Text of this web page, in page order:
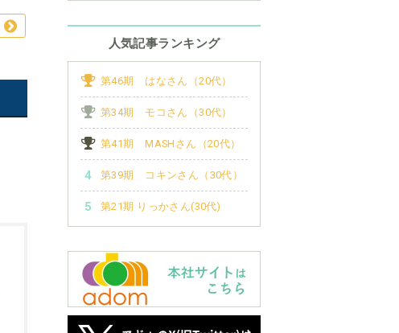
人気記事ランキング
第46期 はなさん（20代）
第34期 モコさん（30代）
第41期 MASHさん（20代）
第39期 コキンさん（30代）
第21期 りっかさん(30代)